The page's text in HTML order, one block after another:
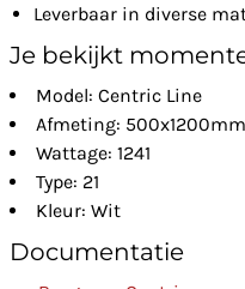
Leverbaar in diverse
Je bekijkt
Model: Centric Line
Afmeting: 500x1200mm
Wattage: 1241
Type: 21
Kleur: Wit
Documentatie